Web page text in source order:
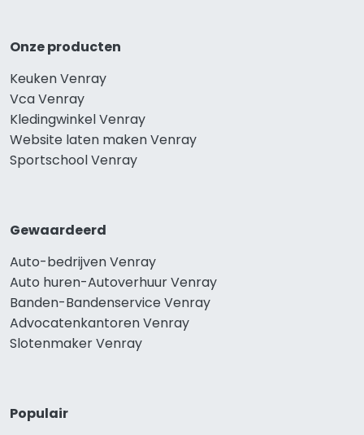
Onze producten
Keuken Venray
Vca Venray
Kledingwinkel Venray
Website laten maken Venray
Sportschool Venray
Gewaardeerd
Auto-bedrijven Venray
Auto huren-Autoverhuur Venray
Banden-Bandenservice Venray
Advocatenkantoren Venray
Slotenmaker Venray
Populair